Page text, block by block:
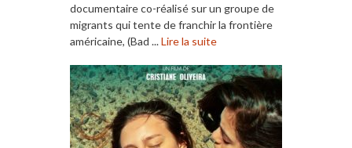
documentaire co-réalisé sur un groupe de
migrants qui tente de franchir la frontière
américaine, (Bad ...Lire la suite